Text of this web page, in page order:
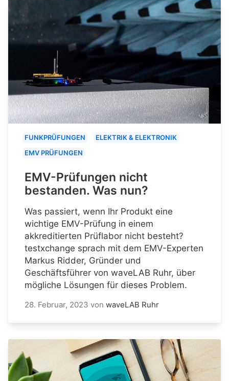
FUNKPRÜFUNGEN
ELEKTRIK & ELEKTRONIK
EMV PRÜFUNGEN
EMV-Prüfungen nicht
bestanden. Was nun?
Was passiert, wenn Ihr Produkt eine
wichtige EMV-Prüfung in einem
akkreditierten Prüflabor nicht besteht?
testxchange sprach mit dem EMV-Experten
Markus Ridder, Gründer und
Geschäftsführer von waveLAB Ruhr, über
mögliche Lösungen für dieses Problem.
28. Februar, 2023 von waveLAB Ruhr